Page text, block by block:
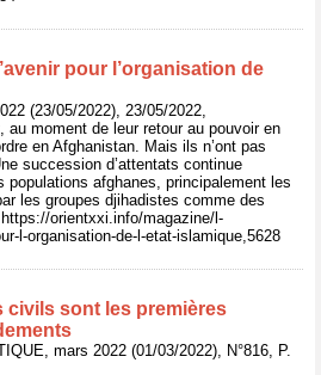
pour l’organisation de
(23/05/2022), 23/05/2022,
au moment de leur retour au pouvoir en
en Afghanistan. Mais ils n’ont pas
succession d’attentats continue
populations afghanes, principalement les
les groupes djihadistes comme des
orientxxi.info/magazine/l-
l-organisation-de-l-etat-islamique,5628
civils sont les premières
mars 2022 (01/03/2022), N°816, P.